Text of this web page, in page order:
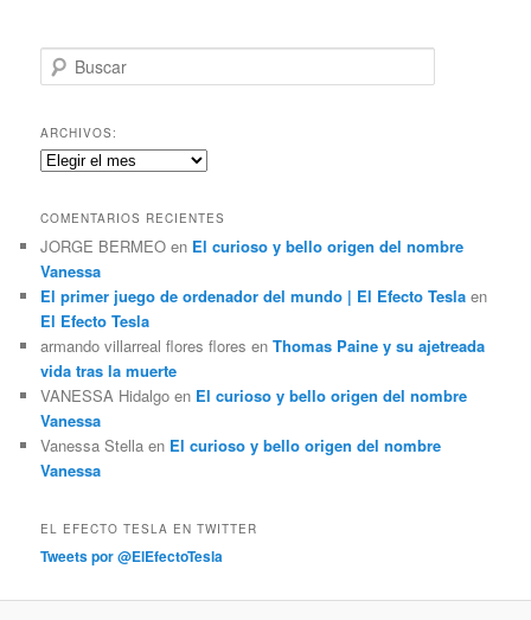
u
c
a
r
ARCHIVOS:
Archivos:
COMENTARIOS RECIENTES
JORGE BERMEO en El curioso y bello origen del nombre
Vanessa
El primer juego de ordenador del mundo | El Efecto Tesla en
El Efecto Tesla
armando villarreal flores flores enThomas Paine y su ajetreada
vida tras la muerte
VANESSA Hidalgo en El curioso y bello origen del nombre
Vanessa
Vanessa Stella en El curioso y bello origen del nombre
Vanessa
EL EFECTO TESLA EN TWITTER
Tweets por @ElEfectoTesla